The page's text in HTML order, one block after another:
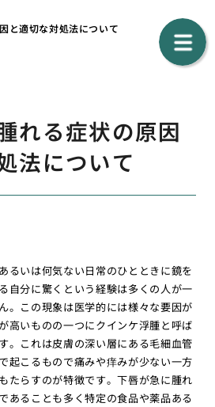
と適切な対処法について
れる症状の原因
法について
るいは何気ない日常のひとときに鏡を
自分に驚くという経験は多くの人が一
。この現象は医学的には様々な要因が
高いものの一つにクインケ浮腫と呼ば
。これは皮膚の深い層にある毛細血管
起こるもので痛みや痒みが少ない一方
たらすのが特徴です。下唇が急に腫れ
あることも多く特定の食品や薬品ある